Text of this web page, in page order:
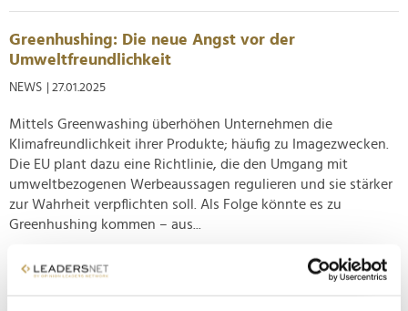
Greenhushing: Die neue Angst vor der
Umweltfreundlichkeit
NEWS | 27.01.2025
Mittels Greenwashing überhöhen Unternehmen die
Klimafreundlichkeit ihrer Produkte; häufig zu Imagezwecken.
Die EU plant dazu eine Richtlinie, die den Umgang mit
umweltbezogenen Werbeaussagen regulieren und sie stärker
zur Wahrheit verpflichten soll. Als Folge könnte es zu
Greenhushing kommen – aus...
Publicis Groupe holt Karin Ross als Chief Media
Officer DACH